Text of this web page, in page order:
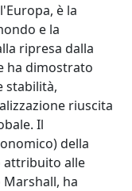
è la
e la
ripresa dalla
ha dimostrato
stabilità,
riuscita
Il
della
attribuito alle
ha